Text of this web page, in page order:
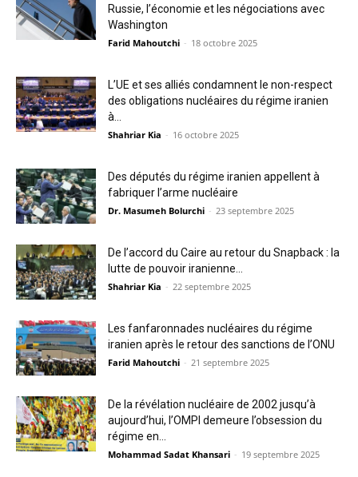
Russie, l’économie et les négociations avec
Washington
Farid Mahoutchi - 18 octobre 2025
L’UE et ses alliés condamnent le non-respect
des obligations nucléaires du régime iranien
à...
Shahriar Kia - 16 octobre 2025
Des députés du régime iranien appellent à
fabriquer l’arme nucléaire
Dr. Masumeh Bolurchi - 23 septembre 2025
De l’accord du Caire au retour du Snapback : la
lutte de pouvoir iranienne...
Shahriar Kia - 22 septembre 2025
Les fanfaronnades nucléaires du régime
iranien après le retour des sanctions de l’ONU
Farid Mahoutchi - 21 septembre 2025
De la révélation nucléaire de 2002 jusqu’à
aujourd’hui, l’OMPI demeure l’obsession du
régime en...
Mohammad Sadat Khansari - 19 septembre 2025